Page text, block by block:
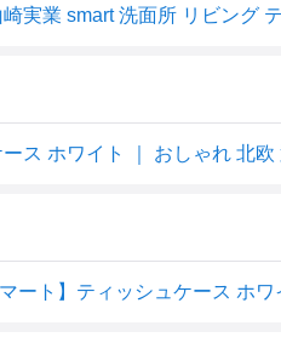
ート】ティッシュケース ホワ